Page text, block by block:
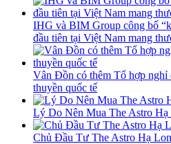
IHG và BIM Group công bố
đầu tiên tại Việt Nam mang
Vân Đồn có thêm Tổ hợp nghỉ
thuyền quốc tế
Lý Do Nên Mua The Astro Hạ
Chủ Đầu Tư The Astro Hạ